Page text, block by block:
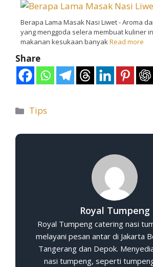
Berapa Lama Masak Nasi Liwet - Aroma
yang menggoda selera membuat kuliner
makanan kesukaan banyakRead more
Share
Tips
Royal Tumpeng
Royal Tumpeng catering nasi
melayani pesan antar di Jakarta
Tangerang dan Depok.
nasi tumpeng, seperti